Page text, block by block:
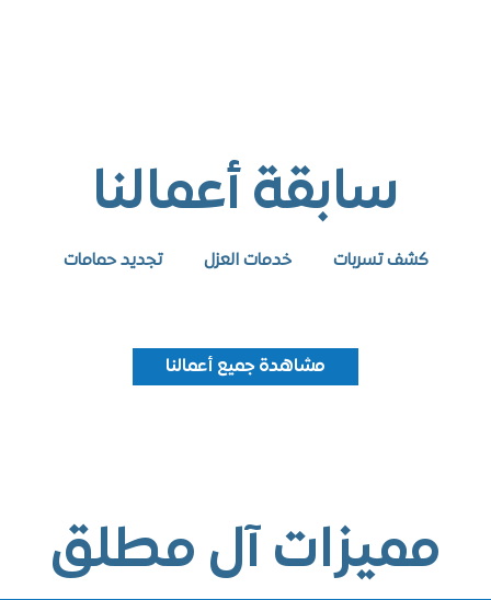
سابقة أعمالنا
كشف تسربات خدمات العزل تجديد حمامات
مشاهدة جميع أعمالنا
آل مطلق